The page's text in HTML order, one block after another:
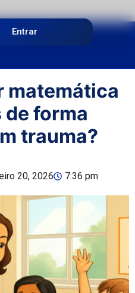
Entrar
matemática
forma
trauma?
20, 2026 7:36 pm